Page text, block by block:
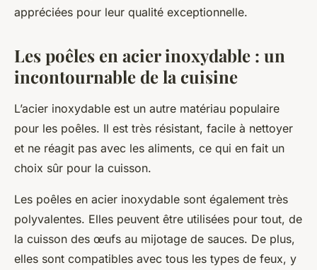
appréciées pour leur qualité exceptionnelle.
Les poêles en acier inoxydable : un
incontournable de la cuisine
L’acier inoxydable est un autre matériau populaire
pour les poêles. Il est très résistant, facile à nettoyer
et ne réagit pas avec les aliments, ce qui en fait un
choix sûr pour la cuisson.
Les poêles en acier inoxydable sont également très
polyvalentes. Elles peuvent être utilisées pour tout, de
la cuisson des œufs au mijotage de sauces. De plus,
elles sont compatibles avec tous les types de feux, y